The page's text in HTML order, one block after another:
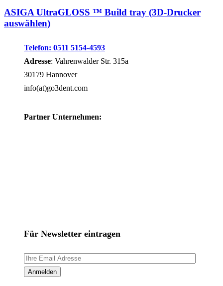
ASIGA UltraGLOSS ™ Build tray (3D-Drucker
auswählen)
Telefon: 0511 5154-4593
Adresse: Vahrenwalder Str. 315a
30179 Hannover
info(at)go3dent.com
Partner Unternehmen:
Für Newsletter eintragen